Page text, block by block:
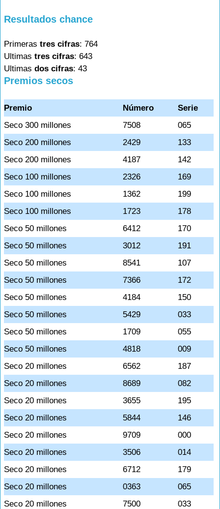
Resultados chance
Primeras tres cifras: 764
Ultimas tres cifras: 643
Ultimas dos cifras: 43
Premios secos
Premio Número
Serie
Seco 300 millones
7508
065
Seco 200 millones
2429
133
Seco 200 millones
4187
142
Seco 100 millones
2326
169
Seco 100 millones
1362
199
Seco 100 millones
1723
178
Seco 50 millones
6412
170
Seco 50 millones
3012
191
Seco 50 millones
8541
107
Seco 50 millones
7366
172
Seco 50 millones
4184
150
Seco 50 millones
5429
033
Seco 50 millones
1709
055
Seco 50 millones
4818
009
Seco 20 millones
6562
187
Seco 20 millones
8689
082
Seco 20 millones
3655
195
Seco 20 millones
5844
146
Seco 20 millones
9709
000
Seco 20 millones
3506
014
Seco 20 millones
6712
179
Seco 20 millones
0363
065
Seco 20 millones
7500
033